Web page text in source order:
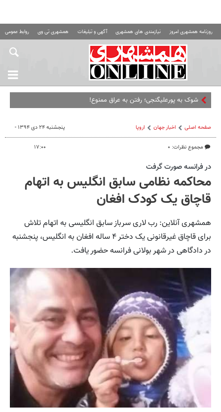
روزنامه همشهری امروز نیازمندی های همشهری آگهی و تبلیغات همشهری تی وی روابط عمومی
شوک به پورعلیگنجی؛ رفتن به عراق ممنوع!
صفحه اصلی اخبار جهان اروپا
مجموع نظرات: ۰
پنجشنبه ۲۴ دی ۱۳۹۴ -
۱۷:۰۰
در فرانسه صورت گرفت
محاکمه نظامی سابق انگلیس به اتهام
قاچاق یک کودک افغان
همشهری آنلاین: رب لاری سرباز سابق انگلیسی به اتهام تلاش
برای قاچاق غیرقانونی یک دختر ۴ ساله افغان به انگلیس، پنجشنبه
در دادگاهی در شهر بولانی فرانسه حضور یافت.